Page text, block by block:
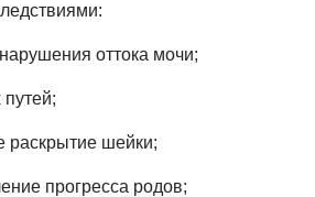
оттока мочи;
раскрытие шейки;
прогресса родов;